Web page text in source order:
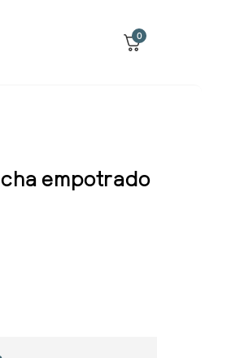
0
empotrado